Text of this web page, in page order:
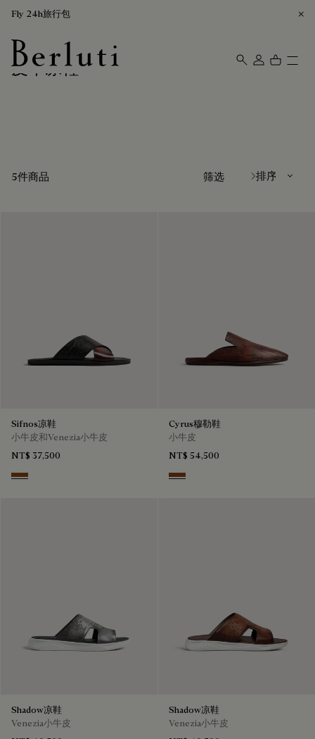
Fly 24h旅行包
Berluti homepage
皮革凉鞋
5件商品 筛选
Sifnos凉鞋
小牛皮和Venezia小牛皮
NT$ 37,500
Cacao Intenso
Cyrus穆勒鞋
小牛皮
NT$ 54,500
Tabacco
Shadow凉鞋
Venezia小牛皮
Shadow凉鞋
Venezia小牛皮